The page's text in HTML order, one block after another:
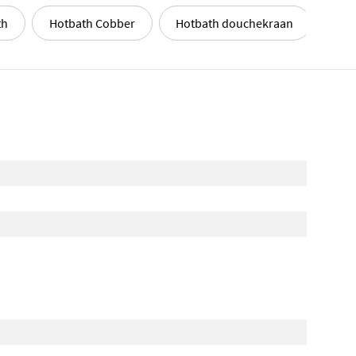
Hotbath Cobber Hotbath douchekraan